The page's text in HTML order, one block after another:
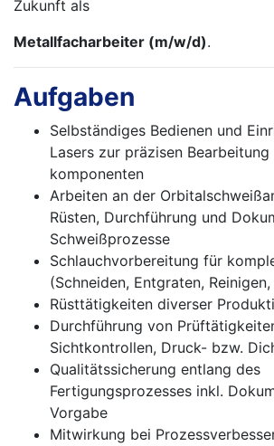
Zukunft als
Metallfacharbeiter (m/w/d).
Aufgaben
Selbständiges Bedienen und
Lasers zur präzisen
komponenten
Arbeiten an der
Rüsten, Durchführung und
Schweißprozesse
Schlauchvorbereitung für
(Schneiden, Entgraten, Reinigen,
Rüsttätigkeiten diverser
Durchführung von
Sichtkontrollen, Druck- bzw.
Qualitätssicherung entlang des
Fertigungsprozesses inkl.
Vorgabe
Mitwirkung bei